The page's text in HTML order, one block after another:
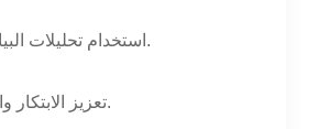
6. استخدام تحليلات البيانات: الاستفادة من الرؤى المستمدة من تحليل البيانات لتحديد الاختناقات وتنفيذ التحسينات المستهدفة.
7. تعزيز الابتكار والبحث والتطوير: تشجيع روح الابتكار داخل المنظمة لدفع التطوير المستمر للمنتجات وتحسين العمليات.